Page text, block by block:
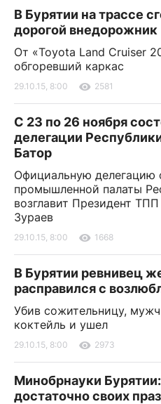
В Бурятии на трассе
дорогой внедорожник
От «Toyota Land Cruiser
обгоревший каркас
29.10.15, 8:00 2581
С 23 по 26 ноября
делегации
Батор
Официальную делегацию
промышленной палаты
возглавит Президент
Зураев
29.10.15, 8:00 1668
В Бурятии ревнивец
расправился с
Убив сожительницу,
коктейль и ушел
29.10.15, 8:00 2973
Минобрнауки
достаточно своих